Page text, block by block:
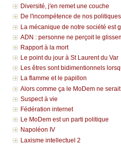
Diversité, j'en remet une couche
De l'incompétence de nos politiques
La mécanique de notre société est
ADN : personne ne perçoit le
Rapport à la mort
Le point du jour à St Laurent du Var
Les êtres sont bidimentionnels
La flamme et le papillon
Alors comme ça le MoDem ne
Suspect à vie
Fédération internet
Le MoDem est un parti politique
Napoléon IV
Laxisme intellectuel 2